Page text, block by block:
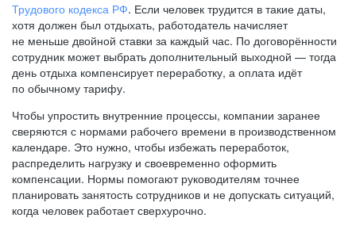
Трудового кодекса РФ. Если человек трудится в такие даты,
хотя должен был отдыхать, работодатель начисляет
не меньше двойной ставки за каждый час. По договорённости
сотрудник может выбрать дополнительный выходной — тогда
день отдыха компенсирует переработку, а оплата идёт
по обычному тарифу.
Чтобы упростить внутренние процессы, компании заранее
сверяются с нормами рабочего времени в производственном
календаре. Это нужно, чтобы избежать переработок,
распределить нагрузку и своевременно оформить
компенсации. Нормы помогают руководителям точнее
планировать занятость сотрудников и не допускать ситуаций,
когда человек работает сверхурочно.